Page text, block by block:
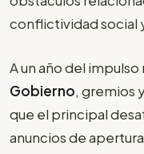
conflictividad social
A un año del
Gobierno, gremios
que el principal
anuncios de